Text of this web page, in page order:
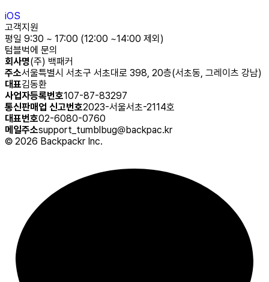
iOS
고객지원
평일 9:30 ~ 17:00 (12:00 ~14:00 제외)
텀블벅에 문의
회사명(주) 백패커
주소서울특별시 서초구 서초대로 398, 20층(서초동, 그레이츠 강남)
대표김동환
사업자등록번호107-87-83297
통신판매업 신고번호2023-서울서초-2114호
대표번호02-6080-0760
메일주소support_tumblbug@backpac.kr
© 2026 Backpackr Inc.